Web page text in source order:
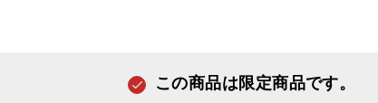
この商品は限定商品です。